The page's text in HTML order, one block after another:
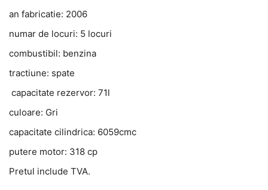
an fabricatie: 2006
numar de locuri: 5 locuri
combustibil: benzina
tractiune: spate
capacitate rezervor: 71l
culoare: Gri
capacitate cilindrica: 6059cmc
putere motor: 318 cp
Pretul include TVA.